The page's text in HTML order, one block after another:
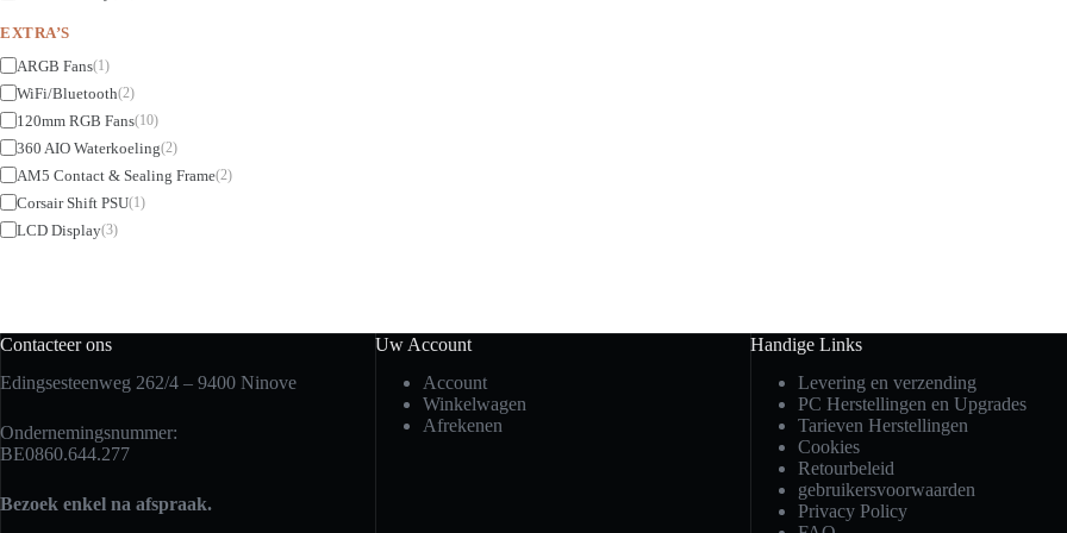
EXTRA’S
ARGB Fans(1)
WiFi/Bluetooth(2)
120mm RGB Fans(10)
360 AIO Waterkoeling(2)
AM5 Contact & Sealing Frame(2)
Corsair Shift PSU(1)
LCD Display(3)
Contacteer ons
Edingsesteenweg 262/4 – 9400 Ninove
Ondernemingsnummer:
BE0860.644.277
Bezoek enkel na afspraak.
Uw Account
Account
Winkelwagen
Afrekenen
Handige Links
Levering en verzending
PC Herstellingen en Upgrades
Tarieven Herstellingen
Cookies
Retourbeleid
gebruikersvoorwaarden
Privacy Policy